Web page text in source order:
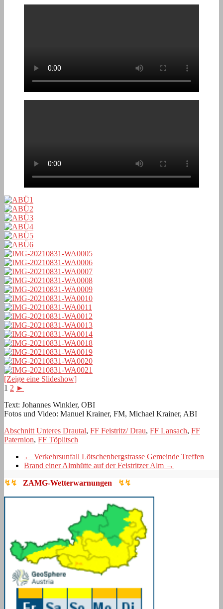
[Zeige eine Slideshow]
1 2 ►
Text: Johannes Winkler, OBI
Fotos und Video: Manuel Krainer, FM, Michael Krainer, ABI
Abschnitt Unteres Drautal, FF Feistritz/ Drau, FF Lansach, FF
Paternion, FF Töplitsch
← Verkehrsunfall Lötschenbergstrasse Gemeinde Treffen
Brand einer Almhütte auf der Feistritzer Alm →
↯↯ ZAMG-Wetterwarnungen ↯↯